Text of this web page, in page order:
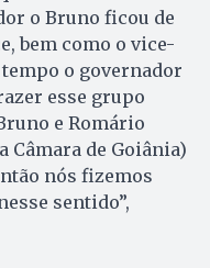
o Bruno ficou de
bem como o vice-
o governador
esse grupo
e Romário
Câmara de Goiânia)
nós fizemos
sentido”,